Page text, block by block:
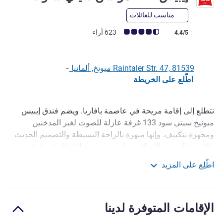
مناسب للعائلات
ملاحظة أراء العملاء (رأي ALL)
4.4/5 623 أراء
Raintaler Str. 47, 81539 ميونخ, ألمانيا
-
اطّلع على الخريطة
الوصف
نتطلع إلى إقامة مريحة في عاصمة بافاريا. ويضم فندق إيبيس
ميونيخ سيتي سود 133 غرفة عازلة للصوت لغير المدخنين
ومجهزة بتكييف. وإنها مبهرة بالراحة البسيطة والتصميم الحديث
الطقس الجيد. يقدم البار الوجبات الخفيفة والمشروبات على مدار
يقع الفندق في منطقة جيسينغ التاريخية في ميونخ في حي هادئ
مطل على استاد كرة القدم الذي يضم ملعب كرة القدم ومطاعم
اطّلِع على المزيد
الإقامات المتوفرة لدينا